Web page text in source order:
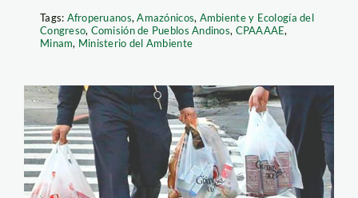
Tags: Afroperuanos,Amazónicos, Ambiente y Ecología del
Congreso, Comisión de Pueblos Andinos, CPAAAAE,
Minam, Ministerio del Ambiente
plastico—reuters